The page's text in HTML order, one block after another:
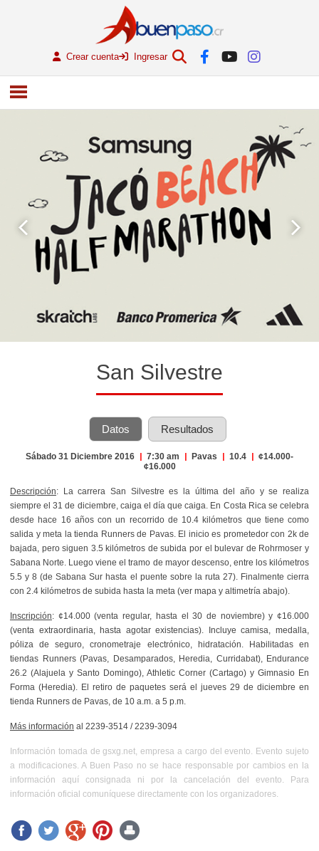
Crear cuenta Ingresar
San Silvestre
Datos Resultados
Sábado 31 Diciembre 2016 | 7:30 am | Pavas | 10.4 | ¢14.000-
¢16.000
Descripción: La carrera San Silvestre es la última del año y se realiza
siempre el 31 de diciembre, caiga el día que caiga. En Costa Rica se celebra
desde hace 16 años con un recorrido de 10.4 kilómetros que tiene como
salida y meta la tienda Runners de Pavas. El inicio es prometedor con 2k de
bajada, pero siguen 3.5 kilómetros de subida por el bulevar de Rohrmoser y
Sabana Norte. Luego viene el tramo de mayor descenso, entre los kilómetros
5.5 y 8 (de Sabana Sur hasta el puente sobre la ruta 27). Finalmente cierra
con 2.4 kilómetros de subida hasta la meta (ver mapa y altimetría abajo).
Inscripción: ¢14.000 (venta regular, hasta el 30 de noviembre) y ¢16.000
(venta extraordinaria, hasta agotar existencias). Incluye camisa, medalla,
póliza de seguro, cronometraje electrónico, hidratación. Habilitadas en
tiendas Runners (Pavas, Desamparados, Heredia, Curridabat), Endurance
26.2 (Alajuela y Santo Domingo), Athletic Corner (Cartago) y Gimnasio En
Forma (Heredia). El retiro de paquetes será el jueves 29 de diciembre en
tienda Runners de Pavas, de 10 a.m. a 5 p.m.
Más información al 2239-3514 / 2239-3094
Información tomada de gsxg.net, empresa a cargo del evento. Evento sujeto
a modificaciones. A Buen Paso no se hace responsable por cambios en la
información aquí consignada ni por la cancelación del evento. Para
información oficial comuníquese directamente con los organizadores.